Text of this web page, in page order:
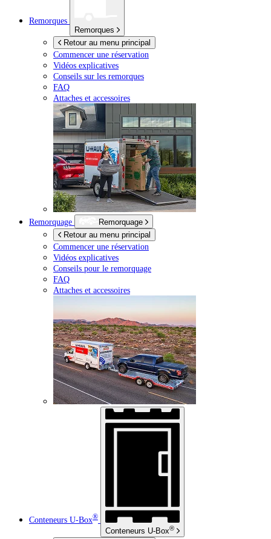
Remorques
Remorques
Retour au menu principal
Commencer une réservation
Vidéos explicatives
Conseils sur les remorques
FAQ
Attaches et accessoires
Remorquage
Remorquage
Retour au menu principal
Commencer une réservation
Vidéos explicatives
Conseils pour le remorquage
FAQ
Attaches et accessoires
Conteneurs U-Box®
Conteneurs U-Box®